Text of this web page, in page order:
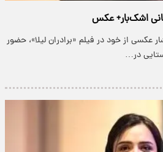
اشک‌بار+ عکس
عکسی از خود در فیلم «برادران لیلا»، حضور
در…